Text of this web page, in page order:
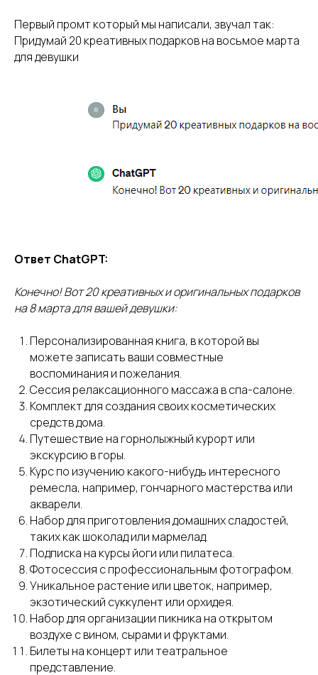
Первый промт который мы написали, звучал так:
Придумай 20 креативных подарков на восьмое марта
для девушки
Ответ ChatGPT:
Конечно! Вот 20 креативных и оригинальных подарков
на 8 марта для вашей девушки:
Персонализированная книга, в которой вы
можете записать ваши совместные
воспоминания и пожелания.
Сессия релаксационного массажа в спа-салоне.
Комплект для создания своих косметических
средств дома.
Путешествие на горнолыжный курорт или
экскурсию в горы.
Курс по изучению какого-нибудь интересного
ремесла, например, гончарного мастерства или
акварели.
Набор для приготовления домашних сладостей,
таких как шоколад или мармелад.
Подписка на курсы йоги или пилатеса.
Фотосессия с профессиональным фотографом.
Уникальное растение или цветок, например,
экзотический суккулент или орхидея.
Набор для организации пикника на открытом
воздухе с вином, сырами и фруктами.
Билеты на концерт или театральное
представление.